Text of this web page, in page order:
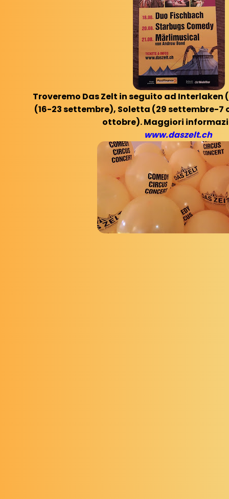
Troveremo Das Zelt in seguito ad Interlaken
(16-23 settembre), Soletta (29 settembre-7
ottobre). Maggiori
www.daszelt.ch